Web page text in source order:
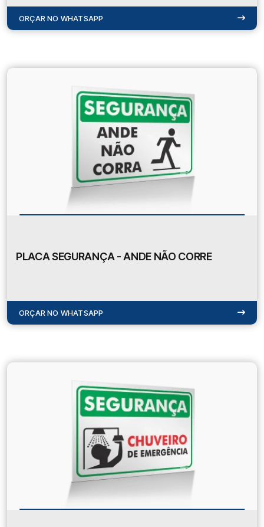
ORÇAR NO WHATSAPP
PLACA SEGURANÇA - ANDE NÃO CORRE
ORÇAR NO WHATSAPP